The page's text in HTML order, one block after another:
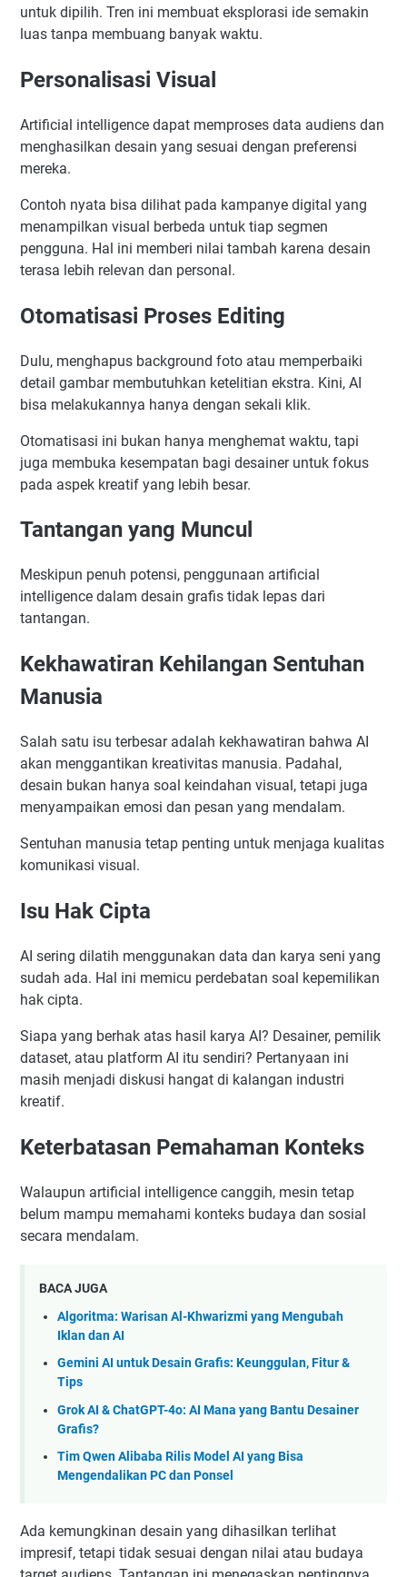
untuk dipilih. Tren ini membuat eksplorasi ide semakin
luas tanpa membuang banyak waktu.
Personalisasi Visual
Artificial intelligence dapat memproses data audiens dan
menghasilkan desain yang sesuai dengan preferensi
mereka.
Contoh nyata bisa dilihat pada kampanye digital yang
menampilkan visual berbeda untuk tiap segmen
pengguna. Hal ini memberi nilai tambah karena desain
terasa lebih relevan dan personal.
Otomatisasi Proses Editing
Dulu, menghapus background foto atau memperbaiki
detail gambar membutuhkan ketelitian ekstra. Kini, AI
bisa melakukannya hanya dengan sekali klik.
Otomatisasi ini bukan hanya menghemat waktu, tapi
juga membuka kesempatan bagi desainer untuk fokus
pada aspek kreatif yang lebih besar.
Tantangan yang Muncul
Meskipun penuh potensi, penggunaan artificial
intelligence dalam desain grafis tidak lepas dari
tantangan.
Kekhawatiran Kehilangan Sentuhan
Manusia
Salah satu isu terbesar adalah kekhawatiran bahwa AI
akan menggantikan kreativitas manusia. Padahal,
desain bukan hanya soal keindahan visual, tetapi juga
menyampaikan emosi dan pesan yang mendalam.
Sentuhan manusia tetap penting untuk menjaga kualitas
komunikasi visual.
Isu Hak Cipta
AI sering dilatih menggunakan data dan karya seni yang
sudah ada. Hal ini memicu perdebatan soal kepemilikan
hak cipta.
Siapa yang berhak atas hasil karya AI? Desainer, pemilik
dataset, atau platform AI itu sendiri? Pertanyaan ini
masih menjadi diskusi hangat di kalangan industri
kreatif.
Keterbatasan Pemahaman Konteks
Walaupun artificial intelligence canggih, mesin tetap
belum mampu memahami konteks budaya dan sosial
secara mendalam.
BACA JUGA
Algoritma: Warisan Al-Khwarizmi yang Mengubah
Iklan dan AI
Gemini AI untuk Desain Grafis: Keunggulan, Fitur &
Tips
Grok AI & ChatGPT-4o: AI Mana yang Bantu Desainer
Grafis?
Tim Qwen Alibaba Rilis Model AI yang Bisa
Mengendalikan PC dan Ponsel
Ada kemungkinan desain yang dihasilkan terlihat
impresif, tetapi tidak sesuai dengan nilai atau budaya